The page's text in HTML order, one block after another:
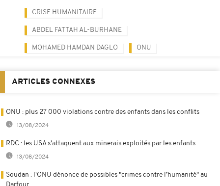
CRISE HUMANITAIRE
ABDEL FATTAH AL-BURHANE
MOHAMED HAMDAN DAGLO ONU
ARTICLES CONNEXES
ONU : plus 27 000 violations contre des enfants dans les conflits
13/08/2024
RDC : les USA s'attaquent aux minerais exploités par les enfants
13/08/2024
Soudan : l'ONU dénonce de possibles "crimes contre l’humanité" au